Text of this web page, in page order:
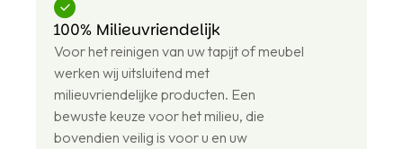
+31
6
43
12
48
46
100% Milieuvriendelijk
Voor het reinigen van uw tapijt of meubel
werken wij uitsluitend met
milieuvriendelijke producten. Een
bewuste keuze voor het milieu, die
bovendien veilig is voor u en uw